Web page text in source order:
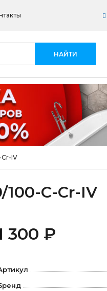
IV
100-C-Cr-IV
300 ₽